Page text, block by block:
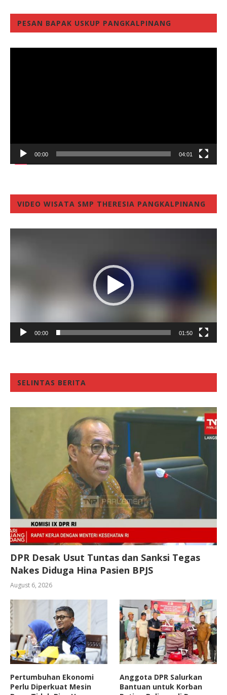
PESAN BAPAK USKUP PANGKALPINANG
00:00 04:01
VIDEO WISATA SMP THERESIA PANGKALPINANG
00:00 01:50
SELINTAS BERITA
DPR Desak Usut Tuntas dan Sanksi Tegas
Nakes Diduga Hina Pasien BPJS
August 6, 2026
Pertumbuhan Ekonomi
Perlu Diperkuat Mesin
Anggota DPR Salurkan
Bantuan untuk Korban